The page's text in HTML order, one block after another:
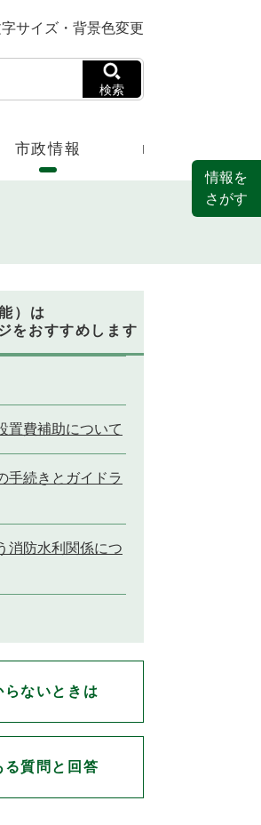
サイズ・背景色変更
検索
市政情報
）は
をおすすめします
置費補助について
手続きとガイドラ
消防水利関係につ
らないときは
る質問と回答
情報を
さがす